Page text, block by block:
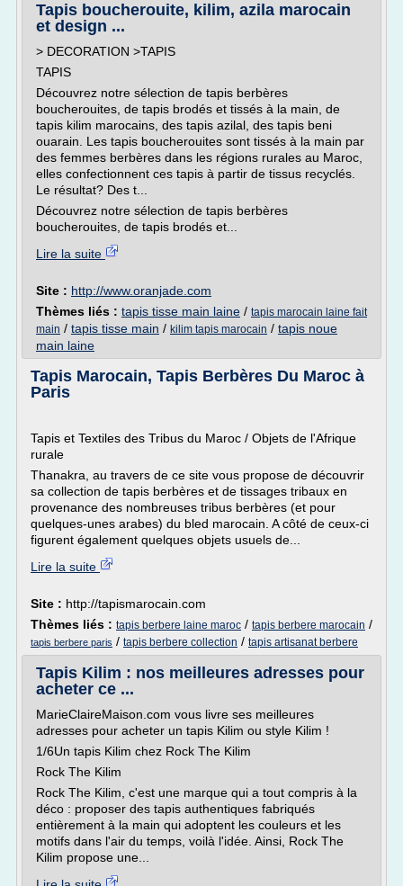
Tapis boucherouite, kilim, azila marocain
et design ...
> DECORATION >TAPIS
TAPIS
Découvrez notre sélection de tapis berbères
boucherouites, de tapis brodés et tissés à la main, de
tapis kilim marocains, des tapis azilal, des tapis beni
ouarain. Les tapis boucherouites sont tissés à la main par
des femmes berbères dans les régions rurales au Maroc,
elles confectionnent ces tapis à partir de tissus recyclés.
Le résultat? Des t...
Découvrez notre sélection de tapis berbères
boucherouites, de tapis brodés et...
Lire la suite
Site : http://www.oranjade.com
Thèmes liés : tapis tisse main laine / tapis marocain laine fait
main / tapis tisse main / kilim tapis marocain / tapis noue
main laine
Tapis Marocain, Tapis Berbères Du Maroc à
Paris
Tapis et Textiles des Tribus du Maroc / Objets de l'Afrique
rurale
Thanakra, au travers de ce site vous propose de découvrir
sa collection de tapis berbères et de tissages tribaux en
provenance des nombreuses tribus berbères (et pour
quelques-unes arabes) du bled marocain. A côté de ceux-ci
figurent également quelques objets usuels de...
Lire la suite
Site : http://tapismarocain.com
Thèmes liés : tapis berbere laine maroc / tapis berbere marocain /
tapis berbere paris / tapis berbere collection / tapis artisanat berbere
Tapis Kilim : nos meilleures adresses pour
acheter ce ...
MarieClaireMaison.com vous livre ses meilleures
adresses pour acheter un tapis Kilim ou style Kilim !
1/6Un tapis Kilim chez Rock The Kilim
Rock The Kilim
Rock The Kilim, c'est une marque qui a tout compris à la
déco : proposer des tapis authentiques fabriqués
entièrement à la main qui adoptent les couleurs et les
motifs dans l'air du temps, voilà l'idée. Ainsi, Rock The
Kilim propose une...